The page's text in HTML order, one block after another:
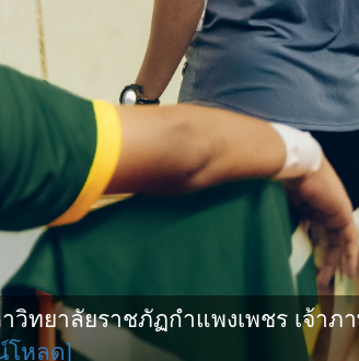
ทยาลัยราชภัฏกำแพงเพชร เจ้า
โหลด]